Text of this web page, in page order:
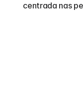
centrada nas